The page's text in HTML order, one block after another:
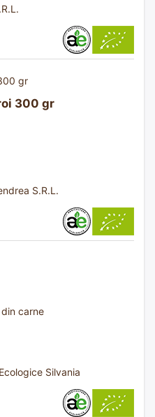
300 gr
S.R.L.
carne
Silvania